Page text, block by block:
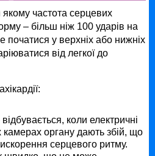
якому частота серцевих
– більш ніж 100 ударів на
початися у верхніх або нижніх
від легкої до
коли електричні
камерах органу дають збій, що
серцевого ритму.